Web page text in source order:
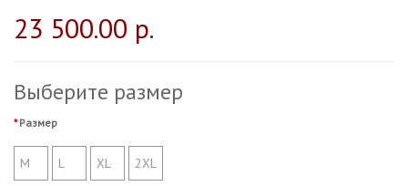
23 500.00 р.
Выберите размер
Размер
M L XL 2XL